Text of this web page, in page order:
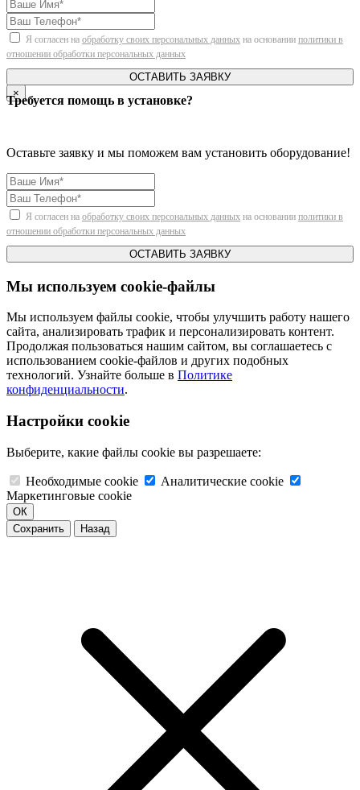
Я согласен на обработку своих персональных данных на основании политики в
отношении обработки персональных данных
ОСТАВИТЬ ЗАЯВКУ
×
Требуется помощь в установке?
Оставьте заявку и мы поможем вам установить оборудование!
Я согласен на обработку своих персональных данных на основании политики в
отношении обработки персональных данных
ОСТАВИТЬ ЗАЯВКУ
Мы используем cookie-файлы
Мы используем файлы cookie, чтобы улучшить работу нашего
сайта, анализировать трафик и персонализировать контент.
Продолжая пользоваться нашим сайтом, вы соглашаетесь с
использованием cookie-файлов и других подобных
технологий. Узнайте больше в Политике
конфиденциальности.
Настройки cookie
Выберите, какие файлы cookie вы разрешаете:
Необходимые cookie
Аналитические cookie
Маркетинговые cookie
ОК
Сохранить
Назад